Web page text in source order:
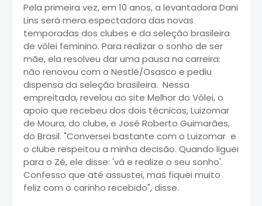
Pela primeira vez, em 10 anos, a levantadora Dani
Lins será mera espectadora das novas
temporadas dos clubes e da seleção brasileira
de vôlei feminino. Para realizar o sonho de ser
mãe, ela resolveu dar uma pausa na carreira:
não renovou com o Nestlé/Osasco e pediu
dispensa da seleção brasileira. Nessa
empreitada, revelou ao site Melhor do Vôlei, o
apoio que recebeu dos dois técnicos, Luizomar
de Moura, do clube, e José Roberto Guimarães,
do Brasil. "Conversei bastante com o Luizomar e
o clube respeitou a minha decisão. Quando liguei
para o Zé, ele disse: 'vá e realize o seu sonho'.
Confesso que até assustei, mas fiquei muito
feliz com o carinho recebido", disse.